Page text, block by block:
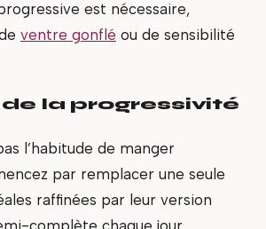
est nécessaire,
ventre gonflé ou de sensibilité
de la progressivité
l’habitude de manger
par remplacer une seule
raffinées par leur version